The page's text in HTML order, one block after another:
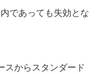
であっても失効とな
スからスタンダード